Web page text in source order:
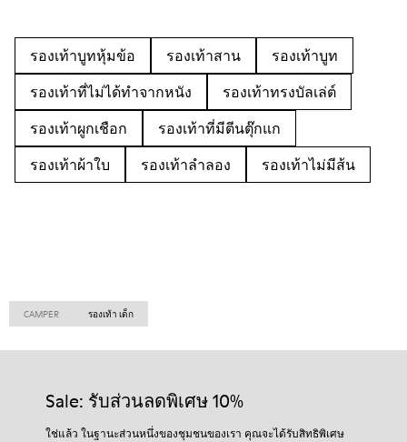
รองเท้าบูทหุ้มข้อ รองเท้าสาน
รองเท้าบูท
รองเท้าที่ไม่ได้ทำจากหนัง
รองเท้าทรงบัลเล่ต์
รองเท้าผูกเชือก
รองเท้าที่มีตีนตุ๊กแก
รองเท้าผ้าใบ
รองเท้าลำลอง รองเท้าไม่มีส้น
CAMPER รองเท้า เด็ก
Sale: รับส่วนลดพิเศษ 10%
ใช่แล้ว ในฐานะส่วนหนึ่งของชุมชนของเรา คุณจะได้รับสิทธิพิเศษ